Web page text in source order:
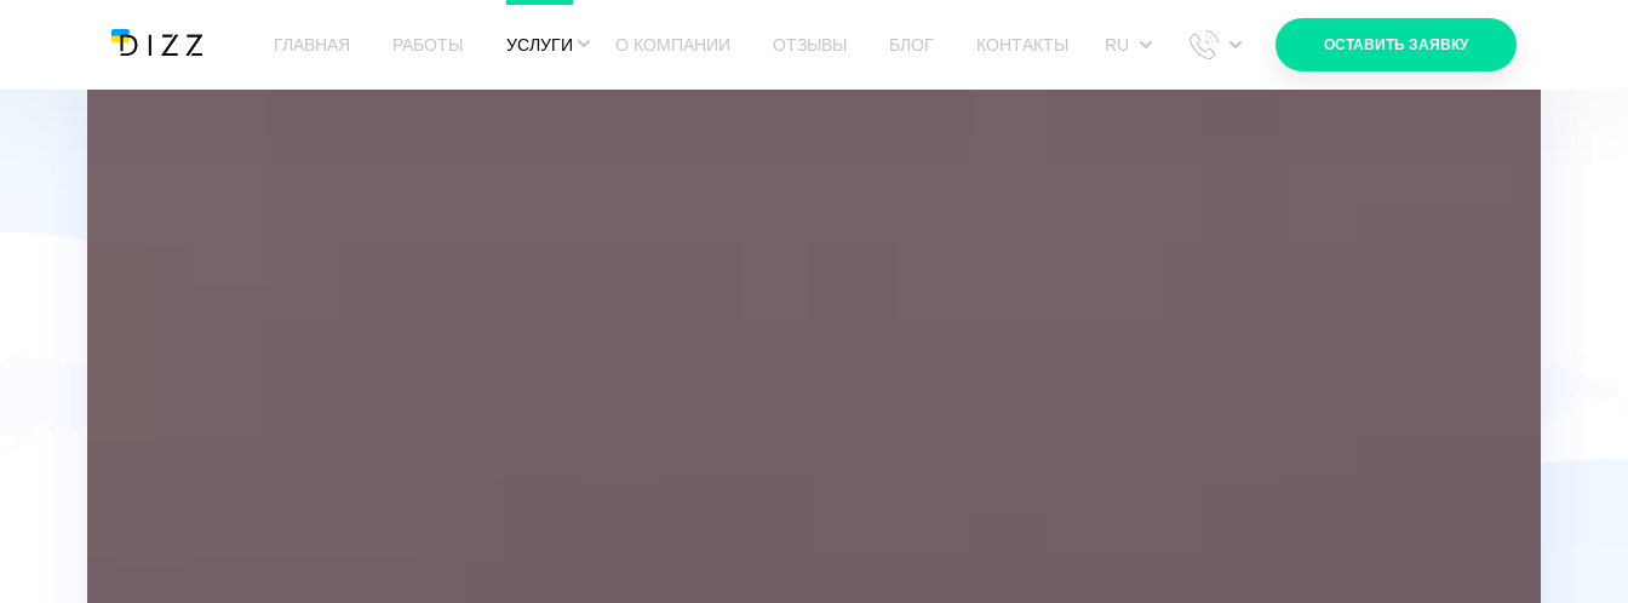
ГЛАВНАЯ РАБОТЫ УСЛУГИ О КОМПАНИИ ОТЗЫВЫ БЛОГ КОНТАКТЫ RU ОСТАВИТЬ ЗАЯВКУ